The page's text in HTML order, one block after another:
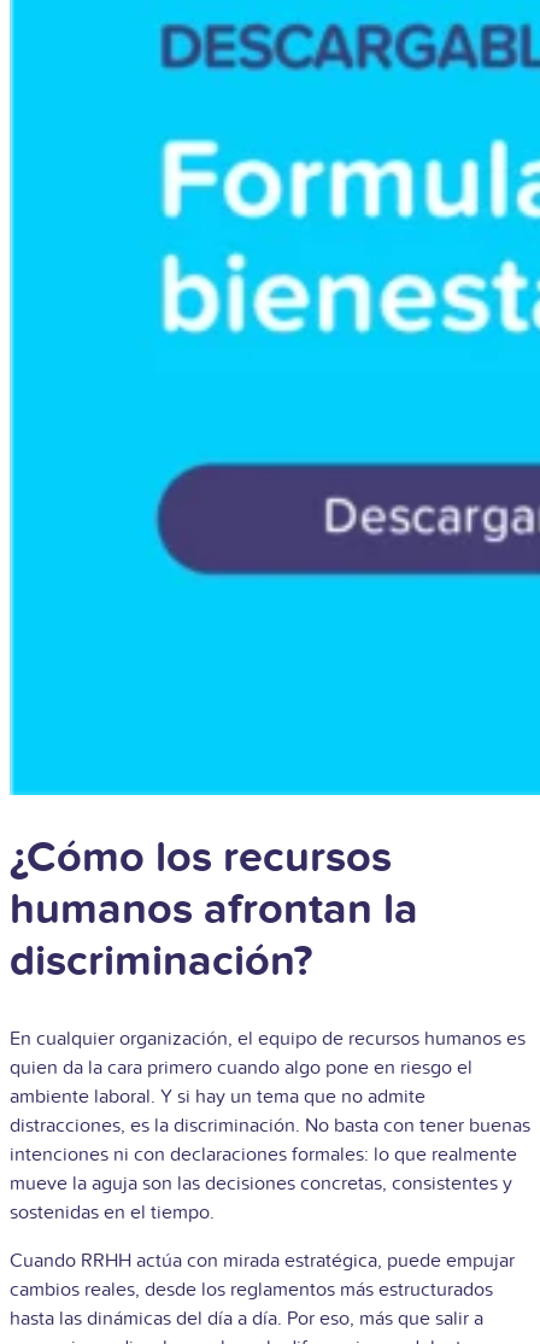
¿Cómo los recursos
humanos afrontan la
discriminación?
En cualquier organización, el equipo de recursos humanos es
quien da la cara primero cuando algo pone en riesgo el
ambiente laboral. Y si hay un tema que no admite
distracciones, es la discriminación. No basta con tener buenas
intenciones ni con declaraciones formales: lo que realmente
mueve la aguja son las decisiones concretas, consistentes y
sostenidas en el tiempo.
Cuando RRHH actúa con mirada estratégica, puede empujar
cambios reales, desde los reglamentos más estructurados
hasta las dinámicas del día a día. Por eso, más que salir a